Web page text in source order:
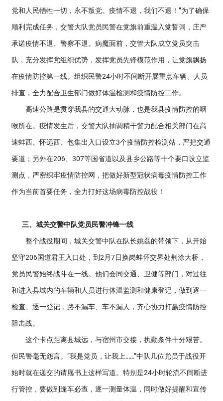
党和人民牺牲一切，永不叛党。疫情不退，我们不退！”为了确保
顺利完成任务，交警大队党员民警在党旗前重温入党誓词，庄严
承诺疫情不退、警察不退。病魔面前，交管大队成立党员突击
队，充分发挥党组织优势，发挥党员先锋模范作用，让党旗飘扬
在疫情防控第一线。组织民警24小时不间断开展重点车辆、人员
排查，全力配合卫生部门做好体温检测和疫情防控工作。
高速公路是贯穿我县的交通大动脉，也是我县疫情防控的咽
喉所在。疫情发生后，交警大队抽调精干警力配合相关部门在高
速蚌西、怀远西、包集出入口设立3个疫情防控检测站，严把交通
要道；另外在206、307等国省道以及县乡公路等十个要口设立监
测点，严密织牢疫情防控网，把做好新型冠状病毒疫情防控工作
作为当前首要任务，全力打好这场病毒防控战役！
三、城关交警中队党员民警冲锋一线
整个战役期间，城关交警中队在队长姚磊的带领下，从开始
坚守206国道君王入口处，到2月7日换岗蚌怀交界处荆涂大桥，
党员民警始终战斗在一线。他们会同交通、卫健等部门，对过往
和进入县域内的车辆和人员进行体温监测和健康登记，做到逐一
检查、逐一登记，路不漏车、车不漏人，齐心协力打赢疫情防控
阻击战。
这个卡点距离县城远，与宿州市交接，执勤条件十分艰苦。
但民警毫无怨言。“我是党员，让我上……”中队几位党员于战役开
始时就在递交的请愿书上这样写道。特别是24小时轮流不间断进
行管控，要做到逢车必查，逐一测量体温，同时做好提醒和宣传